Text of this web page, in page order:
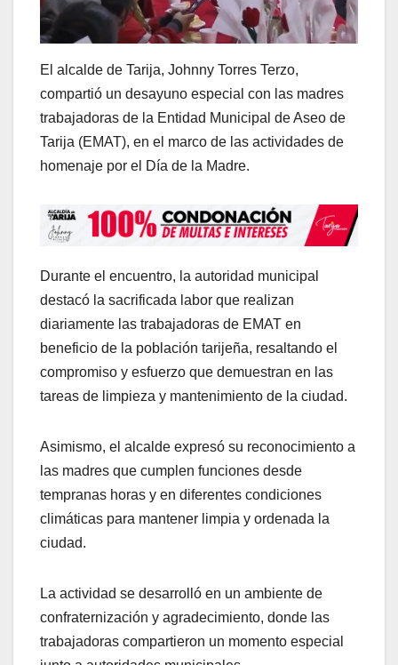
El alcalde de Tarija, Johnny Torres Terzo,
compartió un desayuno especial con las madres
trabajadoras de la Entidad Municipal de Aseo de
Tarija (EMAT), en el marco de las actividades de
homenaje por el Día de la Madre.
Durante el encuentro, la autoridad municipal
destacó la sacrificada labor que realizan
diariamente las trabajadoras de EMAT en
beneficio de la población tarijeña, resaltando el
compromiso y esfuerzo que demuestran en las
tareas de limpieza y mantenimiento de la ciudad.
Asimismo, el alcalde expresó su reconocimiento a
las madres que cumplen funciones desde
tempranas horas y en diferentes condiciones
climáticas para mantener limpia y ordenada la
ciudad.
La actividad se desarrolló en un ambiente de
confraternización y agradecimiento, donde las
trabajadoras compartieron un momento especial